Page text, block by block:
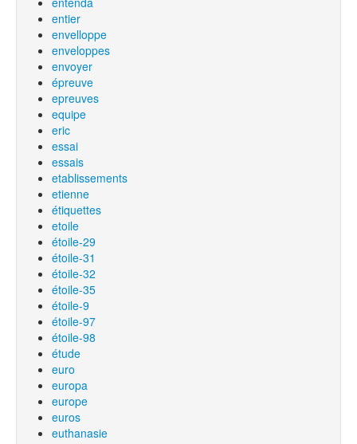
entier
envelloppe
enveloppes
envoyer
épreuve
epreuves
equipe
eric
essai
essais
etablissements
etienne
étiquettes
etoile
étoile-29
étoile-31
étoile-32
étoile-35
étoile-9
étoile-97
étoile-98
étude
euro
europa
europe
euros
euthanasie